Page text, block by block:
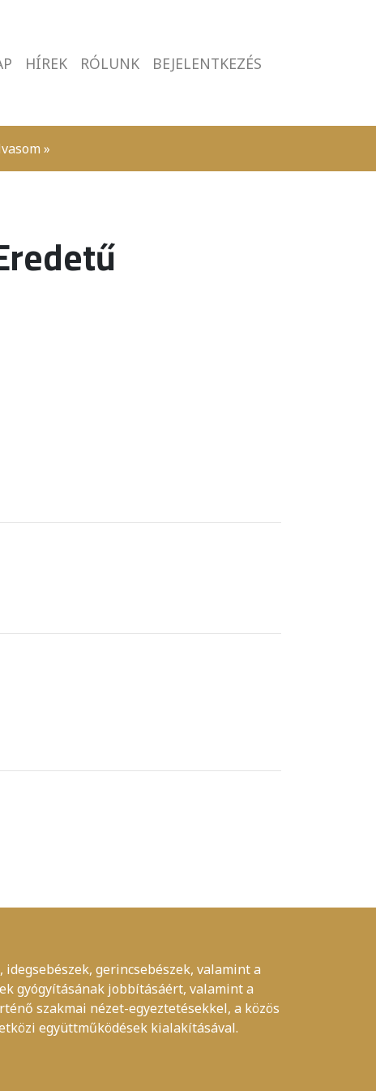
HÍREK RÓLUNK BEJELENTKEZÉS
»
gerincsebészek, valamint a
gyógyításának jobbításáért, valamint a
szakmai nézet-egyeztetésekkel, a közös
együttműködések kialakításával.